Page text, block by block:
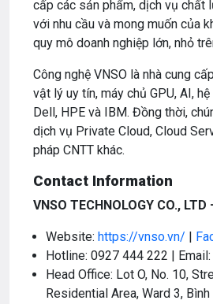
cấp các sản phẩm, dịch vụ chất
với nhu cầu và mong muốn của
quy mô doanh nghiệp lớn, nhỏ
Công nghệ VNSO là nhà cung
vật lý uy tín, máy chủ GPU, AI,
Dell, HPE và IBM. Đồng thời,
dịch vụ Private Cloud, Cloud
pháp CNTT khác.
Contact Information
VNSO TECHNOLOGY CO., LTD
Website: https://vnso.vn/ |
Hotline: 0927 444 222 |
Head Office: Lot O, No. 10,
Residential Area, Ward 3,